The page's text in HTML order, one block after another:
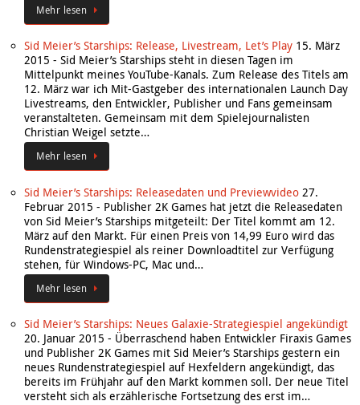
Mehr lesen
Sid Meier’s Starships: Release, Livestream, Let’s Play 15. März
2015 - Sid Meier’s Starships steht in diesen Tagen im
Mittelpunkt meines YouTube-Kanals. Zum Release des Titels am
12. März war ich Mit-Gastgeber des internationalen Launch Day
Livestreams, den Entwickler, Publisher und Fans gemeinsam
veranstalteten. Gemeinsam mit dem Spielejournalisten
Christian Weigel setzte…
Mehr lesen
Sid Meier’s Starships: Releasedaten und Previewvideo 27.
Februar 2015 - Publisher 2K Games hat jetzt die Releasedaten
von Sid Meier’s Starships mitgeteilt: Der Titel kommt am 12.
März auf den Markt. Für einen Preis von 14,99 Euro wird das
Rundenstrategiespiel als reiner Downloadtitel zur Verfügung
stehen, für Windows-PC, Mac und…
Mehr lesen
Sid Meier’s Starships: Neues Galaxie-Strategiespiel angekündigt
20. Januar 2015 - Überraschend haben Entwickler Firaxis Games
und Publisher 2K Games mit Sid Meier’s Starships gestern ein
neues Rundenstrategiespiel auf Hexfeldern angekündigt, das
bereits im Frühjahr auf den Markt kommen soll. Der neue Titel
versteht sich als erzählerische Fortsetzung des erst im…